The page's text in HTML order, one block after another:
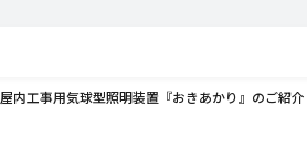
屋内工事用気球型照明装置『おきあかり』のご紹介